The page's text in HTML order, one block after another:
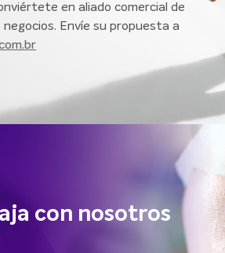
en aliado comercial de
negocios. Envíe su propuesta a
con nosotros